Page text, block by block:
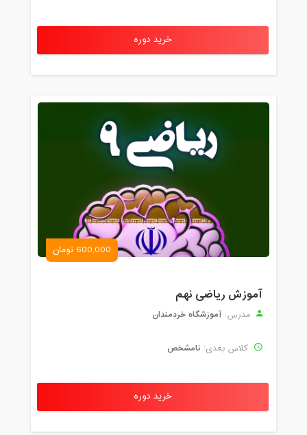
خرید دوره
600,000 تومان
آموزش ریاضی نهم
مدرس: آموزشگاه خردمندان
کلاس بعدی: نامشخص
خرید دوره